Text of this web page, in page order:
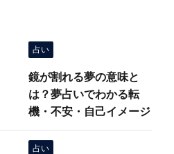
占い
鏡が割れる夢の意味と
は？夢占いでわかる転
機・不安・自己イメージ
占い